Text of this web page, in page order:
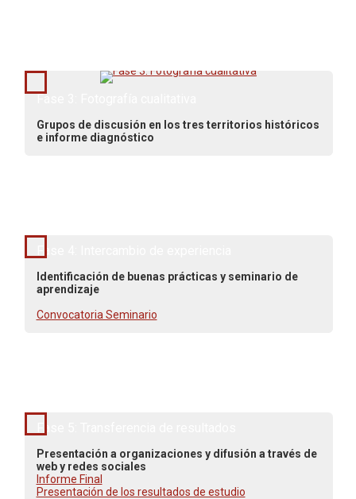
Septiembre - Octubre 2017
Fase 3: Fotografía cualitativa
Grupos de discusión en los tres territorios históricos
e informe diagnóstico
Noviembre - Diciembre 2017
Identificación de buenas prácticas y seminario de
aprendizaje
Convocatoria Seminario
Enero 2018
Presentación a organizaciones y difusión a través de
web y redes sociales
Informe Final
Presentación de los resultados de estudio